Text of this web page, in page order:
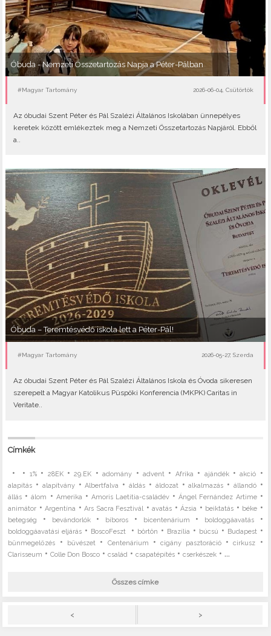
Óbuda - Nemzeti Összetartozás Napja a Péter-Pálban
#Magyar Tartomány 2026-06-04, Csütörtök
Az óbudai Szent Péter és Pál Szalézi Általános Iskolában ünnepélyes
keretek között emlékeztek meg a Nemzeti Összetartozás Napjáról. Ebből
a..
Óbuda – Teremtésvédő iskola lett a Péter-Pál!
#Magyar Tartomány 2026-05-27, Szerda
Az óbudai Szent Péter és Pál Szalézi Általános Iskola és Óvoda sikeresen
szerepelt a Magyar Katolikus Püspöki Konferencia (MKPK) Caritas in
Veritate..
Címkék
• • 1%• 28EK•29.EK •adomány •advent • Afrika • ajándék•akció •
alapítás • alapítvány•Albertfalva •áldás • áldozat •alkalmazás • állandó•
állás •álom • Amerika • Amoris Laetitia-családév •Ángel Fernández Artime•
animátor •Argentína •Ars Sacra Fesztivál •avatás •Ázsia • beiktatás • béke •
betegség • bevándorlók• bíboros • bicentenárium • boldoggáavatás•
boldoggáavatási eljárás • BoscoFeszt • börtön • Brazília • búcsú • Budapest •
bűnmegelőzés • bűvészet • Centenárium •cigány pasztoráció•cirkusz •
Clarisseum •Colle Don Bosco •család •csapatépítés •cserkészek • ...
Összes címke
< >